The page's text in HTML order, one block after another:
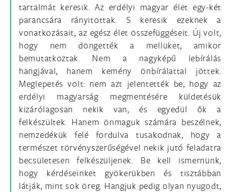
tartalmát keresik. Az erdélyi magyar élet egy-két
parancsára rányitottak. S keresik ezeknek a
vonatkozásait, az egész élet összefüggéseit. Új volt,
hogy nem döngették a mellüket, amikor
bemutatkoztak. Nem a nagyképű lebírálás
hangjával, hanem kemény önbírálattal jöttek.
Meglepetés volt: nem azt jelentették be, hogy az
erdélyi magyarság megmentésére küldetésük
kizárólagosan nekik van, és egyedül ők a
felkészültek. Hanem önmaguk számára beszélnek,
nemzedékük felé fordulva tusakodnak, hogy a
természet törvényszerűségével nekik jutó feladatra
becsületesen felkészüljenek. Be kell ismernünk,
hogy kérdéseinket gyökerükben és tisztábban
látják, mint sok öreg. Hangjuk pedig olyan nyugodt,